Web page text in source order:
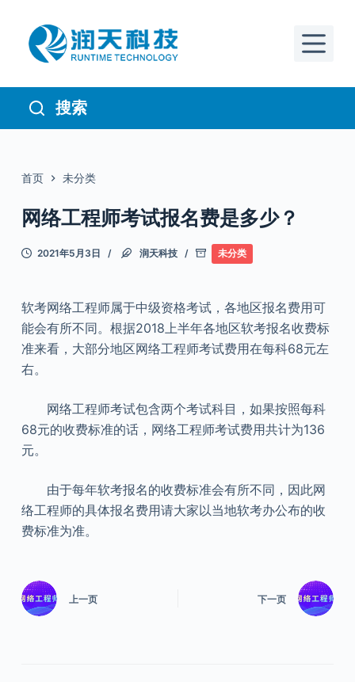
搜索
首页 未分类
网络工程师考试报名费是多少？
2021年5月3日 润天科技 未分类
软考网络工程师属于中级资格考试，各地区报名费用可
能会有所不同。根据2018上半年各地区软考报名收费标
准来看，大部分地区网络工程师考试费用在每科68元左
右。
网络工程师考试包含两个考试科目，如果按照每科
68元的收费标准的话，网络工程师考试费用共计为136
元。
由于每年软考报名的收费标准会有所不同，因此网
络工程师的具体报名费用请大家以当地软考办公布的收
费标准为准。
上一页 下一页